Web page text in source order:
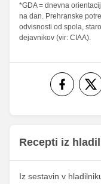
od teh
nasičene
maščobne
9.77 g
5.83 g
1.14 g
Folna kislina
14.24
mg
Kalij
*GDA = dnevna
na dan. Prehranske
odvisnosti od spola,
dejavnikov (vir: CIAA).
Recepti iz
Iz sestavin v